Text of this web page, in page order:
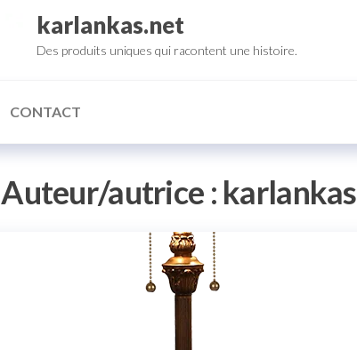
karlankas.net
Des produits uniques qui racontent une histoire.
CONTACT
Auteur/autrice : karlankas